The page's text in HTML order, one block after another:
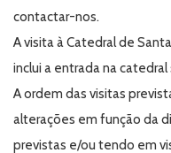
contactar-nos.
A visita à Catedral de
inclui a entrada na
A ordem das visitas
alterações em função da
previstas e/ou tendo em